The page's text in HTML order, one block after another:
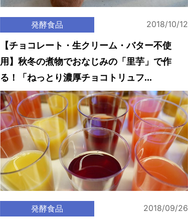
発酵食品 2018/10/12
【チョコレート・生クリーム・バター不使
用】秋冬の煮物でおなじみの「里芋」で作
る！「ねっとり濃厚チョコトリュフ...
発酵食品 2018/09/26